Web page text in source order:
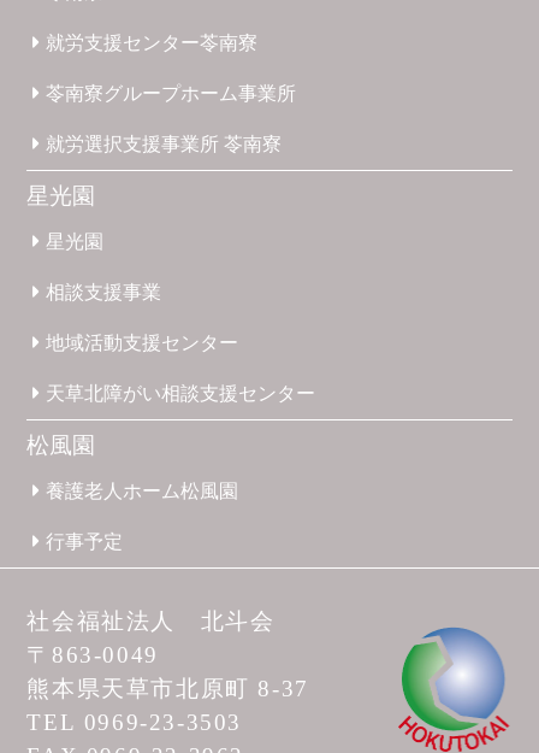
就労支援センター苓南寮
苓南寮グループホーム事業所
就労選択支援事業所苓南寮
星光園
星光園
相談支援事業
地域活動支援センター
天草北障がい相談支援センター
松風園
養護老人ホーム松風園
行事予定
社会福祉法人 北斗会
〒863-0049
熊本県天草市北原町 8-37
TEL 0969-23-3503